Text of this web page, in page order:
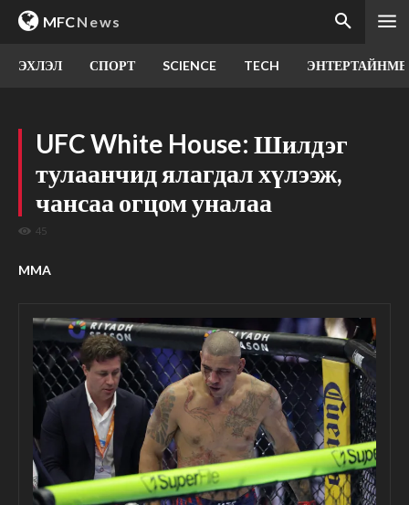
MFCNews
ЭХЛЭЛ СПОРТ SCIENCE TECH
UFC White House: Шилдэг
тулаанчид ялагдал хүлээж,
чансаа огцом уналаа
45
MMA